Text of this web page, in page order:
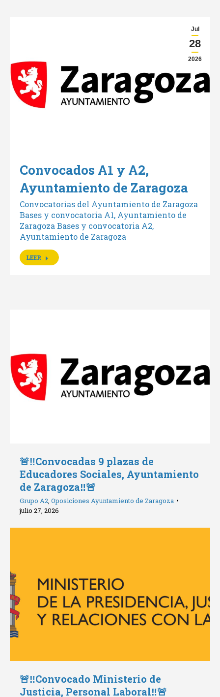
Jul
28
2026
Convocados A1 y A2,
Ayuntamiento de Zaragoza
Convocatorias del Ayuntamiento de Zaragoza
Bases y convocatoria A1, Ayuntamiento de
Zaragoza Bases y convocatoria A2,
Ayuntamiento de Zaragoza
LEER
🚨‼️Convocadas 9 plazas de
Educadores Sociales, Ayuntamiento
de Zaragoza‼️🚨
Grupo A2, Oposiciones Ayuntamiento de Zaragoza
julio 27, 2026
🚨‼️Convocado Ministerio de
Justicia, Personal Laboral‼️🚨